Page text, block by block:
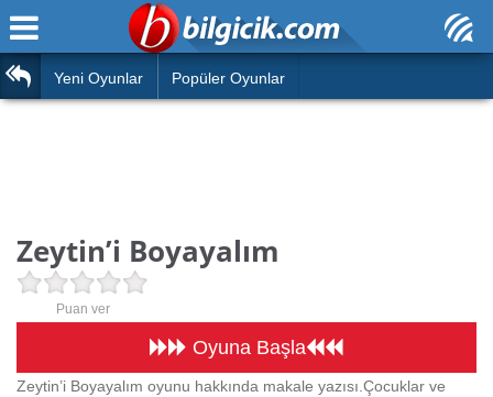
Araba
Futbol
Çocuk
Silah
Ana Sayfa
Hızlı Okuma Testi
Hesaplamalar
Yeni Oyunlar Popüler Oyunlar
Zeytin’i Boyayalım
Puan ver
Oyuna Başla
Zeytin’i Boyayalım oyunu hakkında makale yazısı.Çocuklar ve